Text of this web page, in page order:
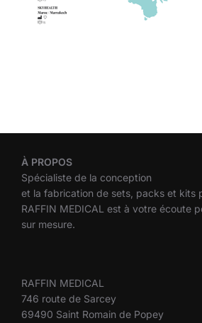
À PROPOS
Spécialiste de la conception
et la fabrication de sets, packs et kits
RAFFIN MEDICAL est à votre écoute
sur mesure.
RAFFIN MEDICAL
746 route de Sarcey
69490 Saint Romain de Popey